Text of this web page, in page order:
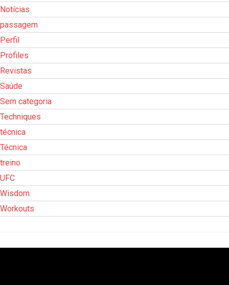
Notícias
passagem
Perfil
Profiles
Revistas
Saúde
Sem categoria
Techniques
técnica
Técnica
treino
UFC
Wisdom
Workouts